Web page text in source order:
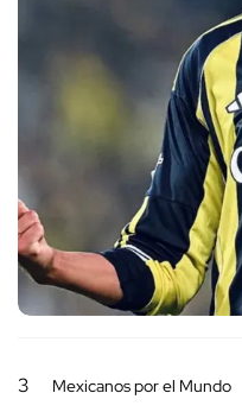
3 Mexicanos por el Mundo